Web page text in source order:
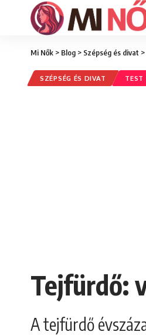
Mi Nők > Blog > Szépség és divat >
SZÉPSÉG ÉS DIVAT TEST
Tejfürdő:
A tejfürdő